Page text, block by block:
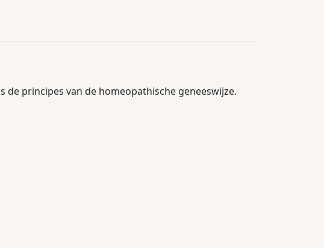
principes van de homeopathische geneeswijze.